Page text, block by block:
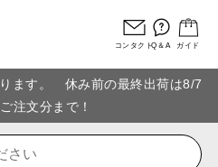
コンタクトQ＆A ガイド
ます。 休み前の最終出荷は8/7
注文分まで！